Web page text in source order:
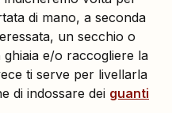
di mano, a seconda
un secchio o
e/o raccogliere la
ti serve per livellarla
di indossare dei guanti